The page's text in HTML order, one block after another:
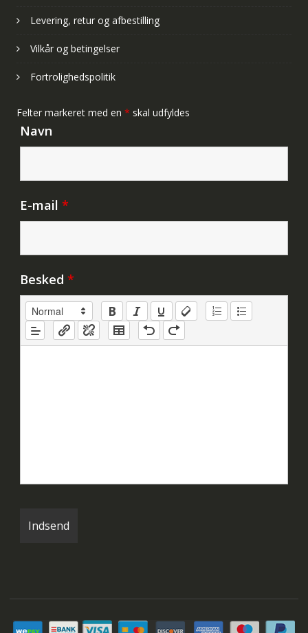
Levering, retur og afbestilling
Vilkår og betingelser
Fortrolighedspolitik
Felter markeret med en * skal udfyldes
Navn
E-mail *
Besked *